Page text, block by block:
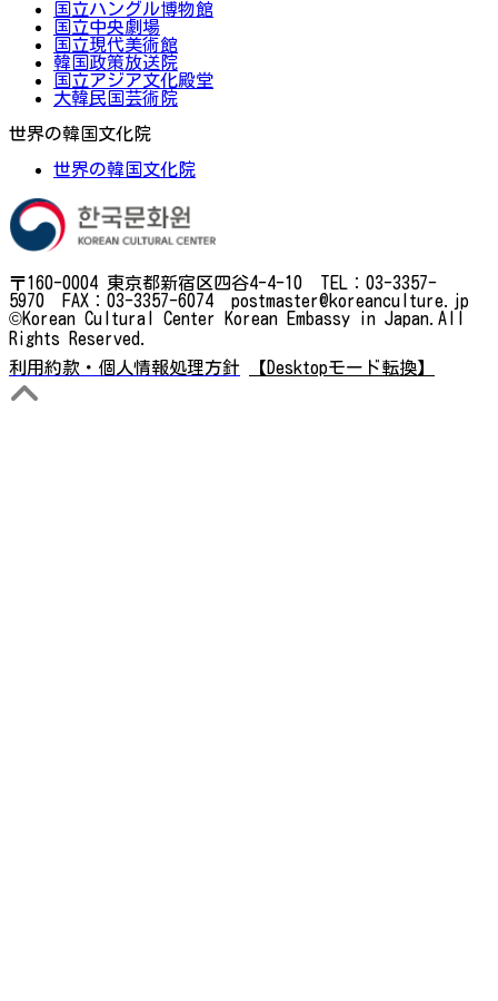
国立ハングル博物館
国立中央劇場
国立現代美術館
韓国政策放送院
国立アジア文化殿堂
大韓民国芸術院
世界の韓国文化院
世界の韓国文化院
〒160-0004 東京都新宿区四谷4-4-10 TEL：03-3357-
5970 FAX：03-3357-6074 postmaster@koreanculture.jp
©Korean Cultural Center Korean Embassy in Japan.All
Rights Reserved.
利用約款・個人情報処理方針
【Desktopモード転換】